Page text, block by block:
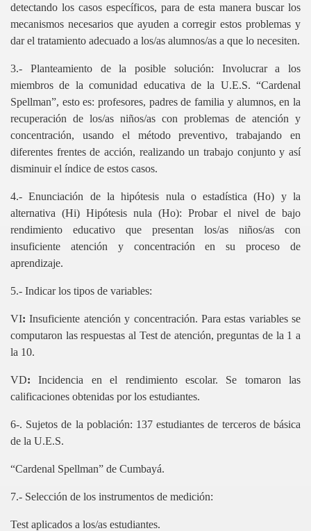
detectando los casos específicos, para de esta manera buscar los
mecanismos necesarios que ayuden a corregir estos problemas y
dar el tratamiento adecuado a los/as alumnos/as a que lo necesiten.
3.- Planteamiento de la posible solución: Involucrar a los
miembros de la comunidad educativa de la U.E.S. “Cardenal
Spellman”, esto es: profesores, padres de familia y alumnos, en la
recuperación de los/as niños/as con problemas de atención y
concentración, usando el método preventivo, trabajando en
diferentes frentes de acción, realizando un trabajo conjunto y así
disminuir el índice de estos casos.
4.- Enunciación de la hipótesis nula o estadística (Ho) y la
alternativa (Hi) Hipótesis nula (Ho): Probar el nivel de bajo
rendimiento educativo que presentan los/as niños/as con
insuficiente atención y concentración en su proceso de
aprendizaje.
5.- Indicar los tipos de variables:
VI:Insuficiente atención y concentración. Para estas variables se
computaron las respuestas al Test de atención, preguntas de la 1 a
la 10.
VD:Incidencia en el rendimiento escolar. Se tomaron las
calificaciones obtenidas por los estudiantes.
6-. Sujetos de la población: 137 estudiantes de terceros de básica
de la U.E.S.
“Cardenal Spellman” de Cumbayá.
7.- Selección de los instrumentos de medición:
Test aplicados a los/as estudiantes.
INVESTIG